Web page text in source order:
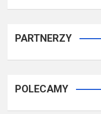
PARTNERZY
POLECAMY